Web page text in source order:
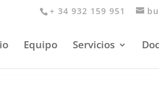
+ 34 932 159 951
Equipo Servicios